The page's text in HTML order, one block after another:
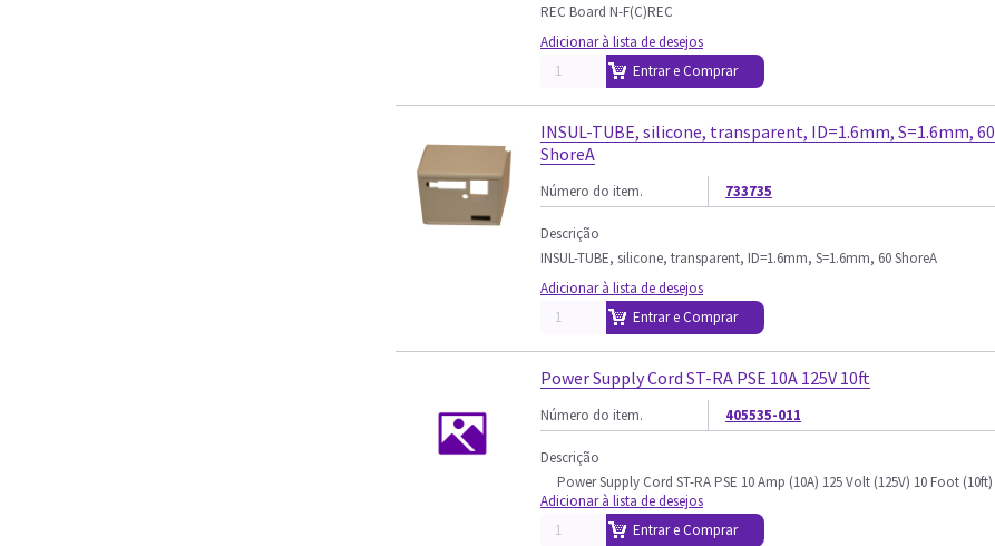
REC Board N-F(C)REC
Adicionar à lista de desejos
Entrar e Comprar
INSUL-TUBE, silicone, transparent, ID=1.6mm, S=1.6mm, 60
ShoreA
Número do item. 733735
Descrição
INSUL-TUBE, silicone, transparent, ID=1.6mm, S=1.6mm, 60 ShoreA
Adicionar à lista de desejos
Entrar e Comprar
Power Supply Cord ST-RA PSE 10A 125V 10ft
Número do item. 405535-011
Descrição
Power Supply Cord ST-RA PSE 10 Amp (10A) 125 Volt (125V) 10 Foot (10ft)
Adicionar à lista de desejos
Entrar e Comprar